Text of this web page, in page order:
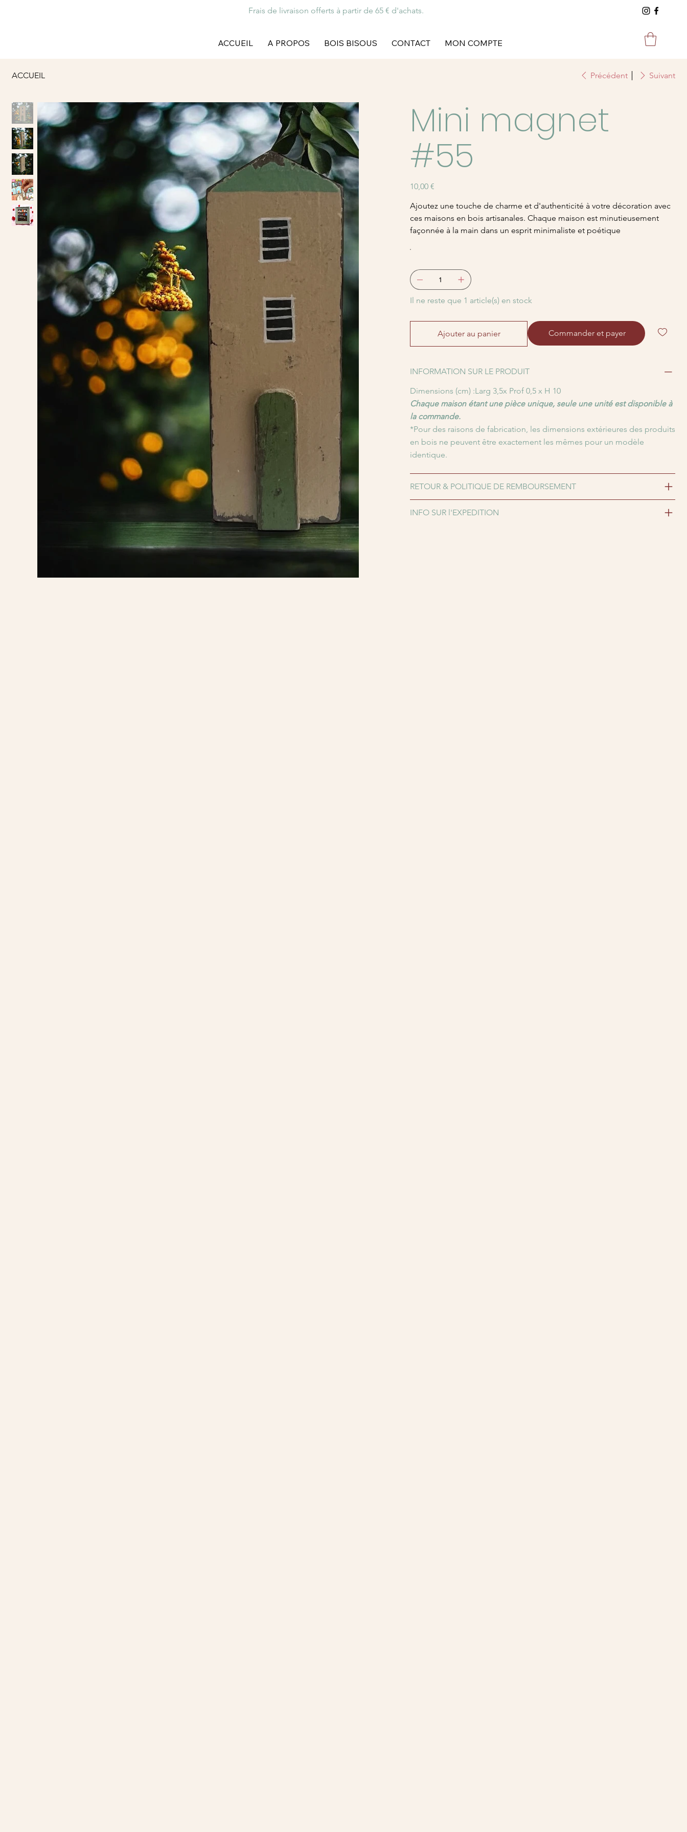
Frais de livraison offerts à partir de 65 € d'achats.
ACCUEIL A PROPOS BOIS BISOUS CONTACT MON COMPTE
ACCUEIL Précédent Suivant
Mini magnet
#55
Prix
10,00 €
Ajoutez une touche de charme et d'authenticité à votre décoration avec
ces maisons en bois artisanales. Chaque maison est minutieusement
façonnée à la main dans un esprit minimaliste et poétique
Il ne reste que 1 article(s) en stock
Ajouter au panier Commander et payer
INFORMATION SUR LE PRODUIT
Dimensions (cm) :Larg 3,5x Prof 0,5 x H 10
Chaque maison étant une pièce unique, seule une unité est disponible à
la commande.
*Pour des raisons de fabrication, les dimensions extérieures des produits
en bois ne peuvent être exactement les mêmes pour un modèle
identique.
RETOUR & POLITIQUE DE REMBOURSEMENT
INFO SUR l'EXPEDITION